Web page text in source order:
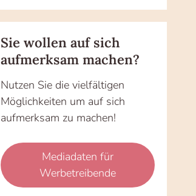
Sie wollen auf sich
aufmerksam machen?
Nutzen Sie die vielfältigen
Möglichkeiten um auf sich
aufmerksam zu machen!
Mediadaten für
Werbetreibende